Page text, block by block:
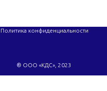
® ООО «КДС», 2023
Политика конфиденциальности